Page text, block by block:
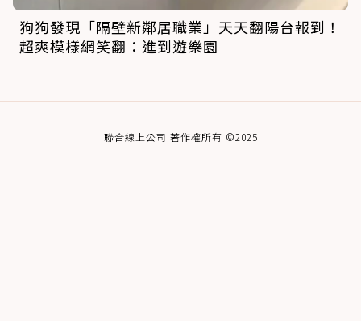
狗狗發現「隔壁新鄰居職業」天天翻陽台報到！
超爽模樣網笑翻：進到遊樂園
聯合線上公司 著作權所有 ©2025